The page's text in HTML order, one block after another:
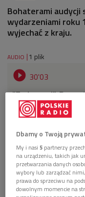
Bohaterami audycji
wydarzeniami roku
wyjechać z kraju.
AUDIO 1 plik
 30'03
"Emigranci".
(Spotkania po
Dbamy o Twoją
My i nasi5 partnerzy
na urządzeniu, takich jak
przetwarzania danych
wybory lub zarządzać
prawa do sprzeciwu na
dowolnym momencie na